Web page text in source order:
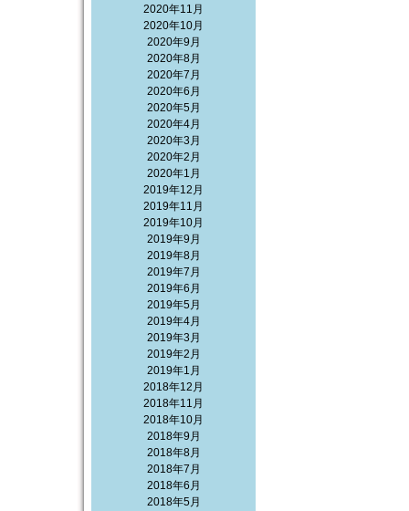
2020年11月
2020年10月
2020年9月
2020年8月
2020年7月
2020年6月
2020年5月
2020年4月
2020年3月
2020年2月
2020年1月
2019年12月
2019年11月
2019年10月
2019年9月
2019年8月
2019年7月
2019年6月
2019年5月
2019年4月
2019年3月
2019年2月
2019年1月
2018年12月
2018年11月
2018年10月
2018年9月
2018年8月
2018年7月
2018年6月
2018年5月